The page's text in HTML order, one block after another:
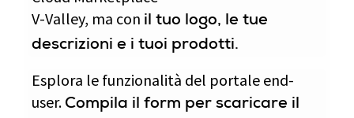
V-Valley, ma con il tuo logo, le tue
descrizioni e i tuoi prodotti.
Esplora le funzionalità del portale end-
user. Compila il form per scaricare il